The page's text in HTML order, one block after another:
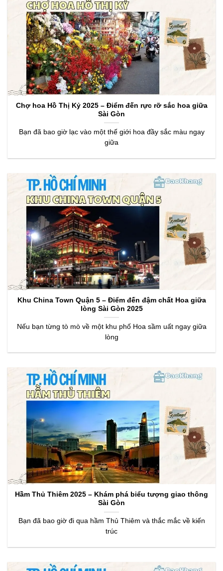
Chợ hoa Hồ Thị Kỷ 2025 – Điểm đến rực rỡ sắc hoa giữa
Sài Gòn
Bạn đã bao giờ lạc vào một thế giới hoa đầy sắc màu ngay
giữa
Khu China Town Quận 5 – Điểm đến đậm chất Hoa giữa
lòng Sài Gòn 2025
Nếu bạn từng tò mò về một khu phố Hoa sầm uất ngay giữa
lòng
Hầm Thủ Thiêm 2025 – Khám phá biểu tượng giao thông
Sài Gòn
Bạn đã bao giờ đi qua hầm Thủ Thiêm và thắc mắc về kiến
trúc